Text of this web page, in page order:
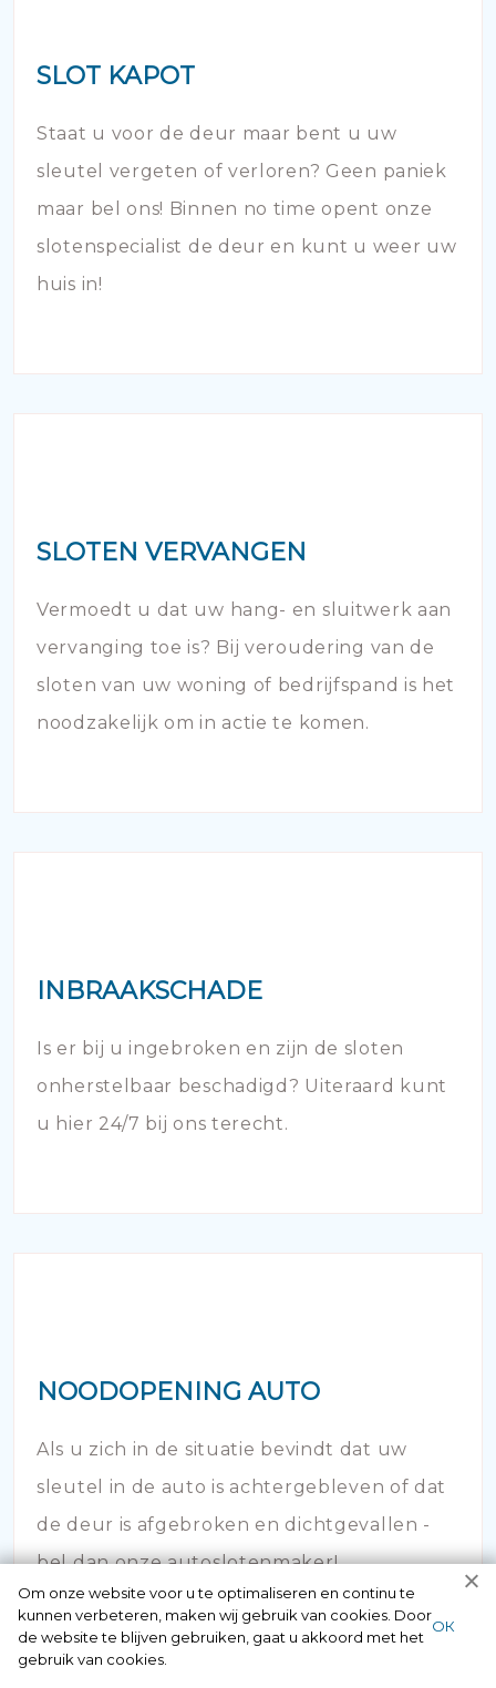
SLOT KAPOT
Staat u voor de deur maar bent u uw
sleutel vergeten of verloren? Geen paniek
maar bel ons! Binnen no time opent onze
slotenspecialist de deur en kunt u weer uw
huis in!
SLOTEN VERVANGEN
Vermoedt u dat uw hang- en sluitwerk aan
vervanging toe is? Bij veroudering van de
sloten van uw woning of bedrijfspand is het
noodzakelijk om in actie te komen.
INBRAAKSCHADE
Is er bij u ingebroken en zijn de sloten
onherstelbaar beschadigd? Uiteraard kunt
u hier 24/7 bij ons terecht.
NOODOPENING AUTO
Als u zich in de situatie bevindt dat uw
sleutel in de auto is achtergebleven of dat
de deur is afgebroken en dichtgevallen -
bel dan onze autoslotenmaker!
Om onze website voor u te optimaliseren en continu te
kunnen verbeteren, maken wij gebruik van cookies. Door
de website te blijven gebruiken, gaat u akkoord met het
gebruik van cookies.
ОК